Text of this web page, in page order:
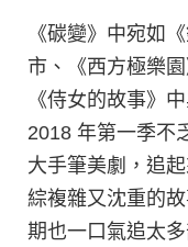
《碳變》中宛如
市、《西方極樂
《侍女的故事》
2018 年第一季不
大手筆美劇，追
綜複雜又沈重的
期也一口氣追太